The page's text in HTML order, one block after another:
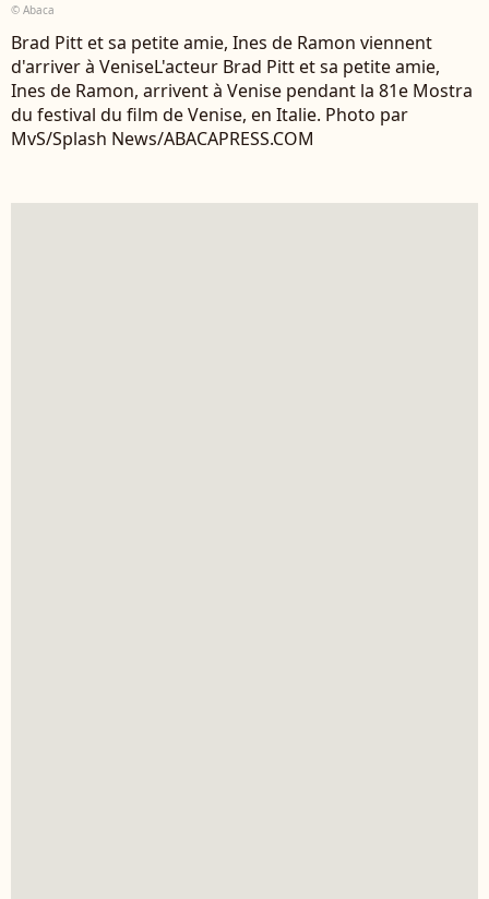
© Abaca
Brad Pitt et sa petite amie, Ines de Ramon viennent
d'arriver à VeniseL'acteur Brad Pitt et sa petite amie,
Ines de Ramon, arrivent à Venise pendant la 81e Mostra
du festival du film de Venise, en Italie. Photo par
MvS/Splash News/ABACAPRESS.COM